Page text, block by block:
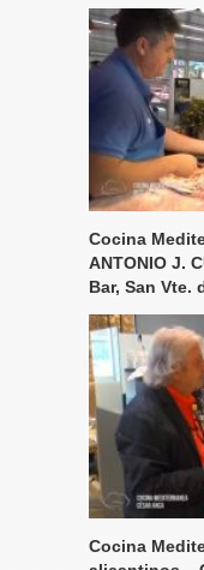
Cocina
ANTONIO J.
Bar, San Vte.
Cocina